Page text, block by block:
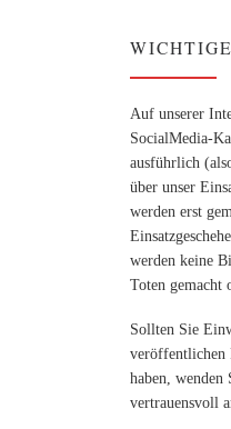
Auf unserer
SocialMedia-
ausführlich
über unser
werden erst
werden keine
Toten gemacht
Sollten Sie
veröffentlichen
haben, wenden
vertrauensvoll